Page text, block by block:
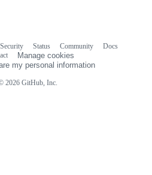
2026 GitHub, Inc.
Security Status Community
Docs
Manage cookies
my personal information